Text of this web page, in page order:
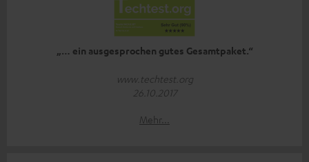
„… ein ausgesprochen gutes Gesamtpaket.“
www.techtest.org
26.10.2017
Mehr...